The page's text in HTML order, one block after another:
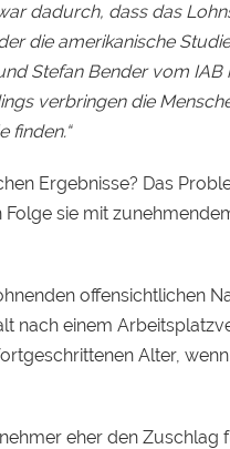
dadurch, dass das
die amerikanische
Stefan Bender vom
verbringen die
finden.“
Ergebnisse? Das
sie mit
offensichtlichen
nach einem
Alter,
eher den Zuschlag